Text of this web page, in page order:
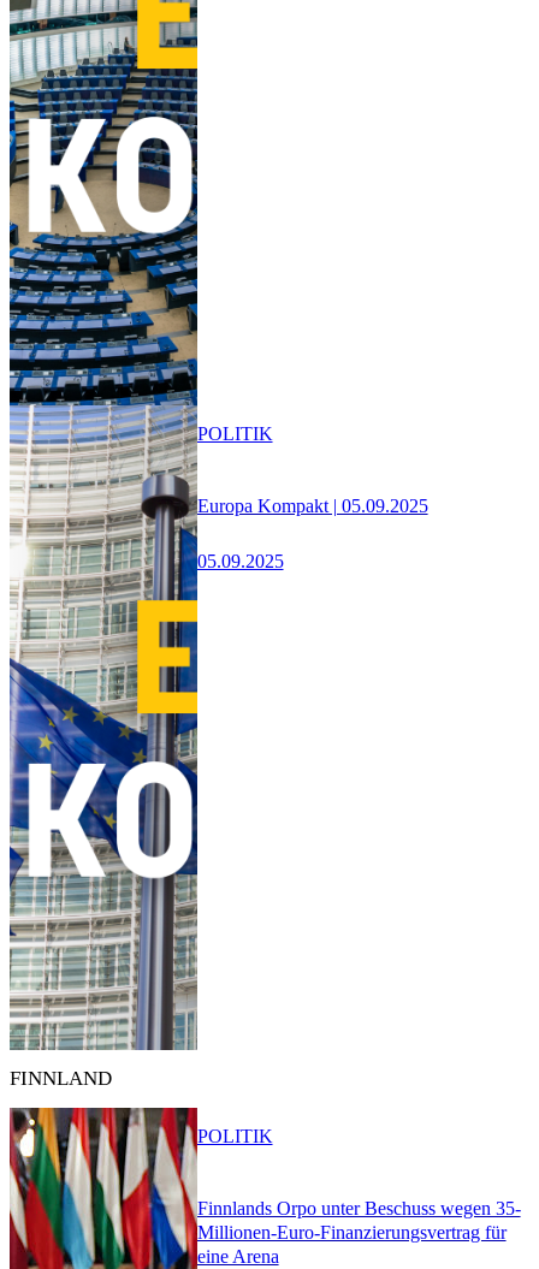
Europa Kompakt | 05.09.2025
05.09.2025
POLITIK
FINNLAND
Finnlands Orpo unter Beschuss wegen 35-
Millionen-Euro-Finanzierungsvertrag für
eine Arena
POLITIK